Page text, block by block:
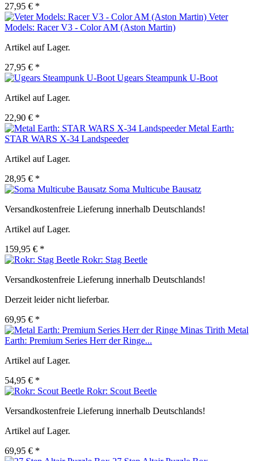
27,95 € *
Veter
Models: Racer V3 - Color AM (Aston Martin)
Artikel auf Lager.
27,95 € *
Ugears Steampunk U-Boot
Artikel auf Lager.
22,90 € *
Metal Earth:
STAR WARS X-34 Landspeeder
Artikel auf Lager.
28,95 € *
Soma Multicube Bausatz
Versandkostenfreie Lieferung innerhalb Deutschlands!
Artikel auf Lager.
159,95 € *
Rokr: Stag Beetle
Versandkostenfreie Lieferung innerhalb Deutschlands!
Derzeit leider nicht lieferbar.
69,95 € *
Metal
Earth: Premium Series Herr der Ringe...
Artikel auf Lager.
54,95 € *
Rokr: Scout Beetle
Versandkostenfreie Lieferung innerhalb Deutschlands!
Artikel auf Lager.
69,95 € *